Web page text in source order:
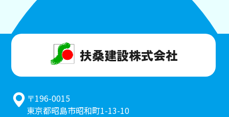
扶桑建設株式会社
〒196-0015
東京都昭島市昭和町1-13-10